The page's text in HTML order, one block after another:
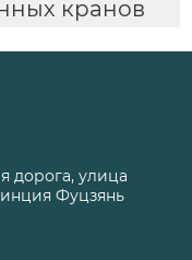
кранов
дорога, улица
Фуцзянь